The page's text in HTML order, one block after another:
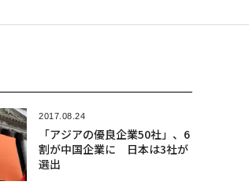
2017.08.24
「アジアの優良企業50社」、6
割が中国企業に 日本は3社が
選出